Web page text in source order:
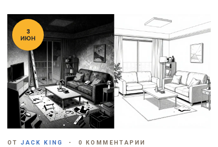
3
ИЮН
ОТ JACK KING 0 КОММЕНТАРИИ